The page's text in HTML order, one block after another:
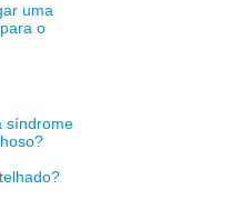
uma
o
síndrome